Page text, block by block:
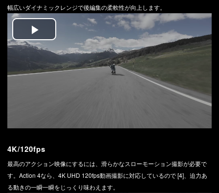
幅広いダイナミックレンジで後編集の柔軟性が向上します。
Play
Video
4K/120fps
最高のアクション映像にするには、滑らかなスローモーション撮影が必要で
す。Action 4なら、4K UHD 120fps動画撮影に対応しているので [4]、迫力あ
る動きの一瞬一瞬をじっくり味わえます。